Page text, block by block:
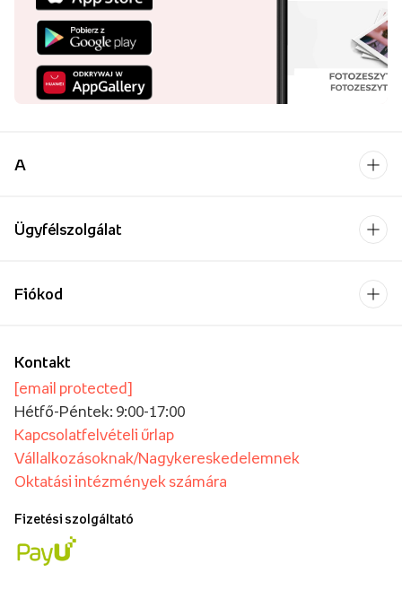
A
Ügyfélszolgálat
Kontakt
[email protected]
Hétfő-Péntek: 9:00-17:00
Kapcsolatfelvételi űrlap
Vállalkozásoknak/Nagykereskedelemnek
Oktatási intézmények számára
Fizetési szolgáltató
Fiókod